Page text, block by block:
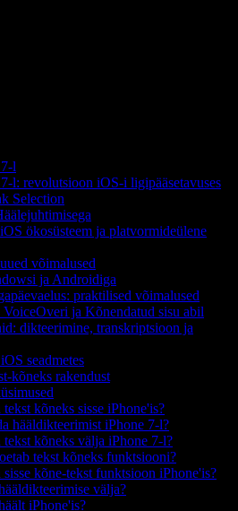
l
l: revolutsioon iOS-i ligipääsetavuses
Selection
ökosüsteem ja platvormideülene
võimalused
ja Androidiga
praktilised võimalused
VoiceOveri ja Kõnendatud sisu abil
dikteerimine, transkriptsioon ja
seadmetes
kõneks rakendust
kõneks sisse iPhone'is?
hääldikteerimist iPhone 7-l?
kõneks välja iPhone 7-l?
tekst kõneks funktsiooni?
kõne-tekst funktsioon iPhone'is?
välja?
iPhone'is?